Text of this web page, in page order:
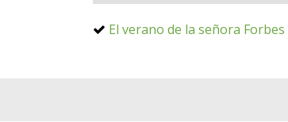
El verano de la señora Forbes